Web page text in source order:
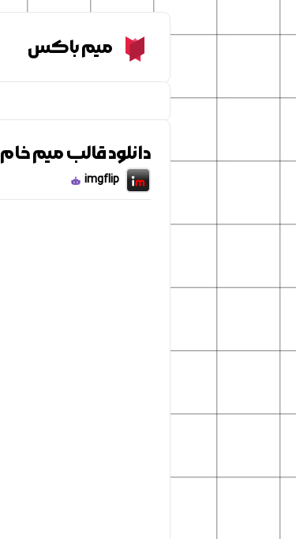
Meme Boxمیم باکس
دانلود قالب میم خام Moby brainpop drake format
imgflip